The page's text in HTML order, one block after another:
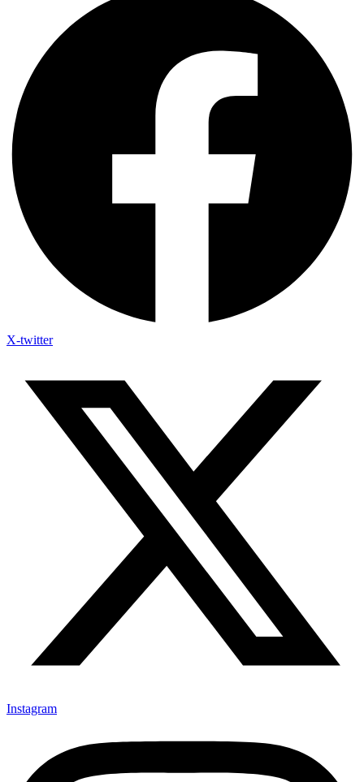
X-twitter
Instagram